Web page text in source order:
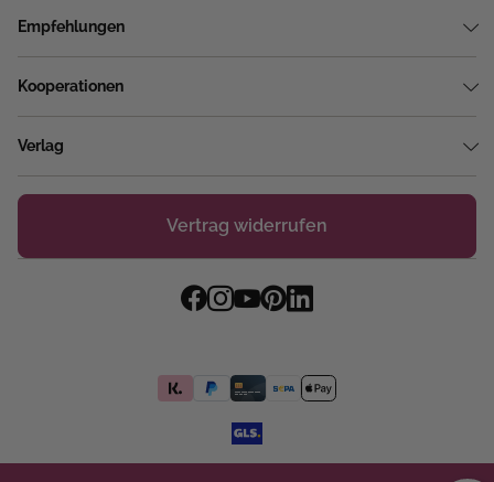
Empfehlungen
Kooperationen
Verlag
Vertrag widerrufen